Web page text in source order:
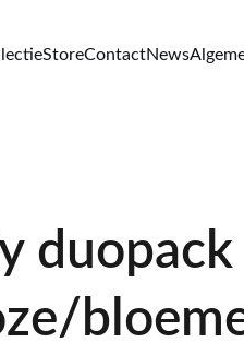
StoreContactNews